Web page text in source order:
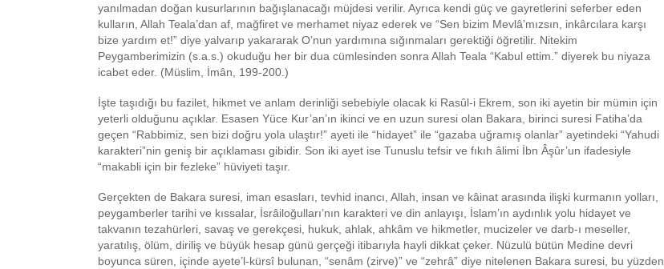
yanılmadan doğan kusurlarının bağışlanacağı müjdesi verilir. Ayrıca kendi güç ve gayretlerini seferber eden
kulların, Allah Teala’dan af, mağfiret ve merhamet niyaz ederek ve “Sen bizim Mevlâ’mızsın, inkârcılara karşı
bize yardım et!” diye yalvarıp yakararak O’nun yardımına sığınmaları gerektiği öğretilir. Nitekim
Peygamberimizin (s.a.s.) okuduğu her bir dua cümlesinden sonra Allah Teala “Kabul ettim.” diyerek bu niyaza
icabet eder. (Müslim, İmân, 199-200.)
İşte taşıdığı bu fazilet, hikmet ve anlam derinliği sebebiyle olacak ki Rasûl-i Ekrem, son iki ayetin bir mümin için
yeterli olduğunu açıklar. Esasen Yüce Kur’an’ın ikinci ve en uzun suresi olan Bakara, birinci suresi Fatiha’da
geçen “Rabbimiz, sen bizi doğru yola ulaştır!” ayeti ile “hidayet” ile “gazaba uğramış olanlar” ayetindeki “Yahudi
karakteri”nin geniş bir açıklaması gibidir. Son iki ayet ise Tunuslu tefsir ve fıkıh âlimi İbn Âşûr’un ifadesiyle
“makabli için bir fezleke” hüviyeti taşır.
Gerçekten de Bakara suresi, iman esasları, tevhid inancı, Allah, insan ve kâinat arasında ilişki kurmanın yolları,
peygamberler tarihi ve kıssalar, İsrâiloğulları’nın karakteri ve din anlayışı, İslam’ın aydınlık yolu hidayet ve
takvanın tezahürleri, savaş ve gerekçesi, hukuk, ahlak, ahkâm ve hikmetler, mucizeler ve darb-ı meseller,
yaratılış, ölüm, diriliş ve büyük hesap günü gerçeği itibarıyla hayli dikkat çeker. Nüzulü bütün Medine devri
boyunca süren, içinde ayete’l-kürsî bulunan, “senâm (zirve)” ve “zehrâ” diye nitelenen Bakara suresi, bu yüzden